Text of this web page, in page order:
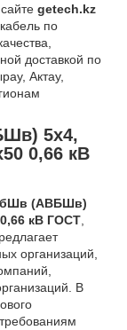
getech.kz
по
доставкой по
Актау,
5х4,
0,66 кВ
(АВБШв)
0,66 кВ ГОСТ,
организаций,
В